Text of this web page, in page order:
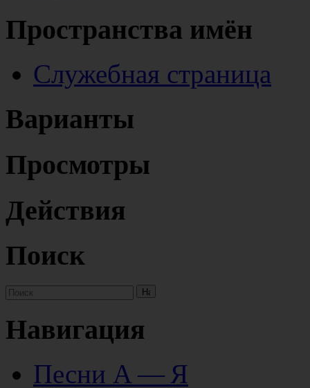
Пространства имён
Служебная страница
Варианты
Просмотры
Действия
Поиск
Навигация
Песни А — Я